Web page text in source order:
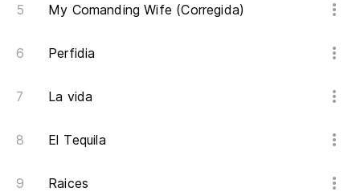
My Comanding Wife (Corregida)
Perfidia
La vida
El Tequila
Raices